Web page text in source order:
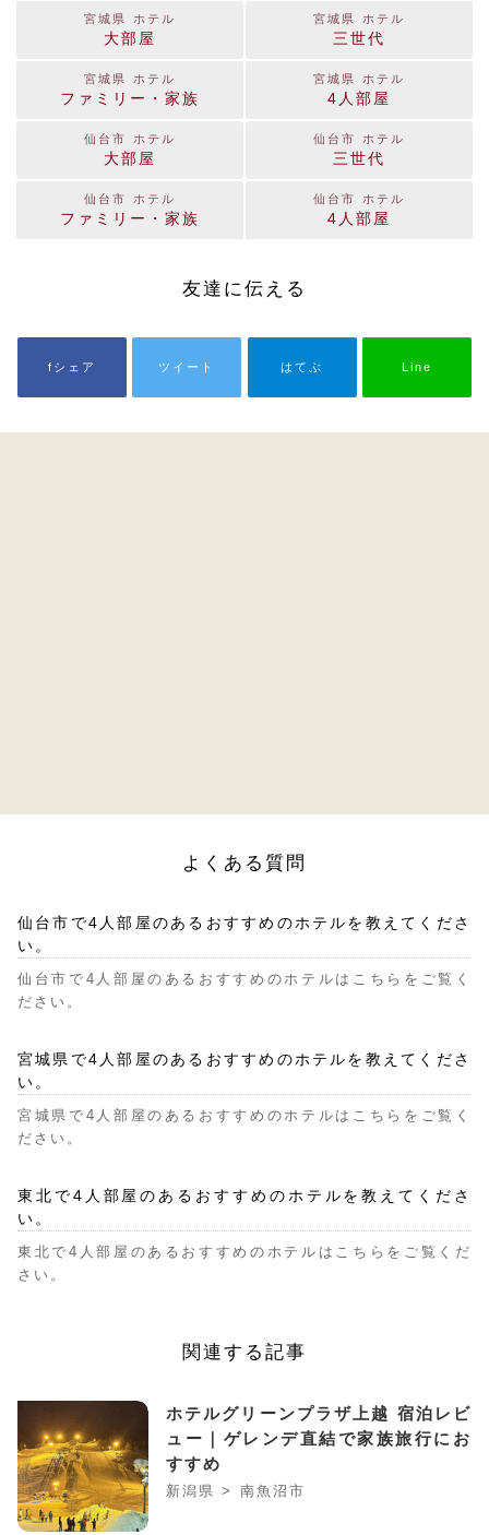
仙台市 ホテル
4人部屋
仙台市 ホテル
ファミリー・家族
仙台市 ホテル
三世代
仙台市 ホテル
大部屋
宮城県 ホテル
4人部屋
宮城県 ホテル
ファミリー・家族
宮城県 ホテル
三世代
宮城県 ホテル
大部屋
友達に伝える
fシェア ツイート はてぶ Line
よくある質問
仙台市で4人部屋のあるおすすめのホテルを教えてくださ
い。
仙台市で4人部屋のあるおすすめのホテルはこちらをご覧く
ださい。
宮城県で4人部屋のあるおすすめのホテルを教えてくださ
い。
宮城県で4人部屋のあるおすすめのホテルはこちらをご覧く
ださい。
東北で4人部屋のあるおすすめのホテルを教えてくださ
い。
東北で4人部屋のあるおすすめのホテルはこちらをご覧くだ
さい。
関連する記事
ホテルグリーンプラザ上越 宿泊レビ
ュー｜ゲレンデ直結で家族旅行にお
すすめ
新潟県 > 南魚沼市